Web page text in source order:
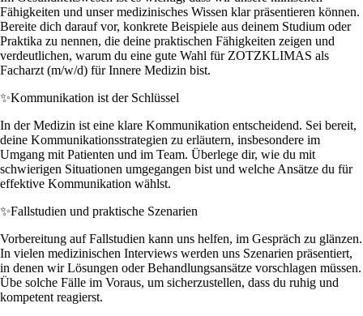
Fähigkeiten und unser medizinisches Wissen klar präsentieren können.
Bereite dich darauf vor, konkrete Beispiele aus deinem Studium oder
Praktika zu nennen, die deine praktischen Fähigkeiten zeigen und
verdeutlichen, warum du eine gute Wahl für ZOTZKLIMAS als
Facharzt (m/w/d) für Innere Medizin bist.
✨Kommunikation ist der Schlüssel
In der Medizin ist eine klare Kommunikation entscheidend. Sei bereit,
deine Kommunikationsstrategien zu erläutern, insbesondere im
Umgang mit Patienten und im Team. Überlege dir, wie du mit
schwierigen Situationen umgegangen bist und welche Ansätze du für
effektive Kommunikation wählst.
✨Fallstudien und praktische Szenarien
Vorbereitung auf Fallstudien kann uns helfen, im Gespräch zu glänzen.
In vielen medizinischen Interviews werden uns Szenarien präsentiert,
in denen wir Lösungen oder Behandlungsansätze vorschlagen müssen.
Übe solche Fälle im Voraus, um sicherzustellen, dass du ruhig und
kompetent reagierst.